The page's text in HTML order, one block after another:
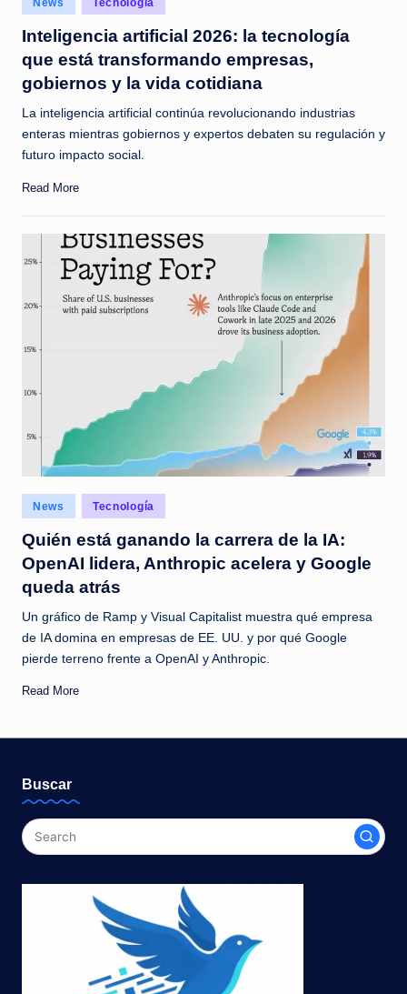
c
i
a
s
a
l
i
a
n
e
in
News Tecnología
Inteligencia artificial 2026: la tecnología
que está transformando empresas,
gobiernos y la vida cotidiana
La inteligencia artificial continúa revolucionando industrias
enteras mientras gobiernos y expertos debaten su regulación y
futuro impacto social.
Read More
Posted
in
News Tecnología
Quién está ganando la carrera de la IA:
OpenAI lidera, Anthropic acelera y Google
queda atrás
Un gráfico de Ramp y Visual Capitalist muestra qué empresa
de IA domina en empresas de EE. UU. y por qué Google
pierde terreno frente a OpenAI y Anthropic.
Read More
Buscar